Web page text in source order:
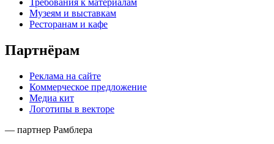
Требования к материалам
Музеям и выставкам
Ресторанам и кафе
Партнёрам
Реклама на сайте
Коммерческое предложение
Медиа кит
Логотипы в векторе
— партнер Рамблера